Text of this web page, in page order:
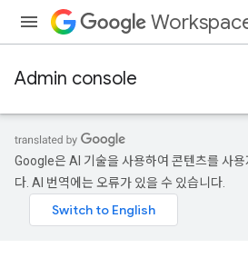
Admin console
Google은 AI 기술을 사용하여 콘텐츠를 사용
다. AI 번역에는 오류가 있을 수 있습니다.